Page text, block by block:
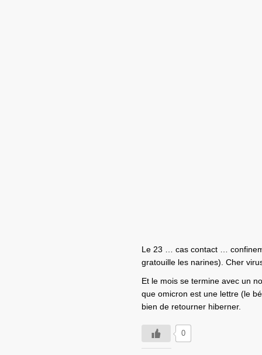
Le 23 … cas contact …
gratouille les narines). Cher
Et le mois se termine avec un
que omicron est une lettre (le
bien de retourner hiberner.
0